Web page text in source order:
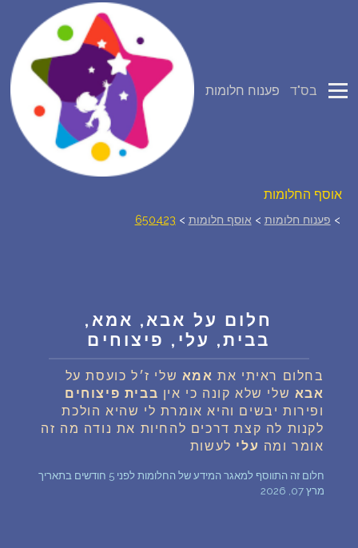
פענוח חלומות בס"ד
יומן החלומות שלך (0)
אוסף החלומות
רכישת אוצר החלומות$
שאלות נפוצות
פענוח חלום אנושי
עלינו
> פענוח חלומות > אוסף חלומות >
650423
חלום על אבא, אמא,
בבית, עלי, פיצוחים
בחלום ראיתי את אמא שלי ז׳ל כועסת על
אבא שלי שלא קונה כי אין בבית פיצוחים
ופירות יבשים והיא אומרת לי שהיא הולכת
לקנות לה קצת דרכים להחיות את נודה מה זה
אומר ומה עלי לעשות
חלום זה התווסף למאגר המידע של החלומות לפני 5 חודשים בתאריך
מרץ 07, 2026